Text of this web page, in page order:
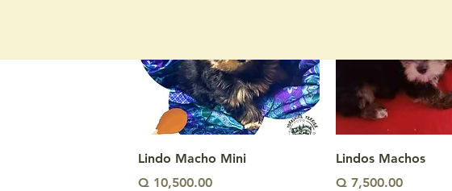
Vista rápida
Lindo Macho Mini
Precio
Q 10,500.00
Vista rápida
Lindos Machos
Precio
Q 7,500.00